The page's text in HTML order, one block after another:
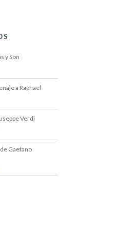
y Son
a Raphael
Verdi
Gaetano